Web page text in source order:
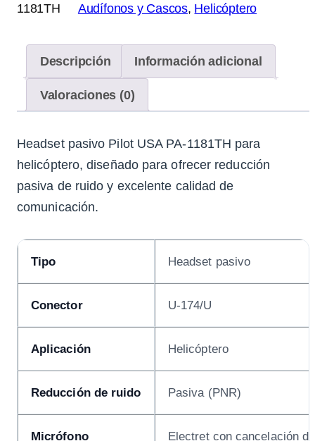
1181TH
Audífonos y Cascos, Helicóptero
Descripción Información adicional
Valoraciones (0)
Headset pasivo Pilot USA PA-1181TH para
helicóptero, diseñado para ofrecer reducción
pasiva de ruido y excelente calidad de
comunicación.
Tipo Headset pasivo
Conector U-174/U
Aplicación Helicóptero
Reducción de ruido Pasiva (PNR)
Micrófono Electret con cancelación